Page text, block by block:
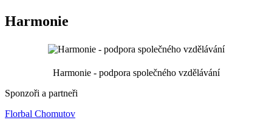
Harmonie
Harmonie - podpora společného vzdělávání
Sponzoři a partneři
Florbal Chomutov